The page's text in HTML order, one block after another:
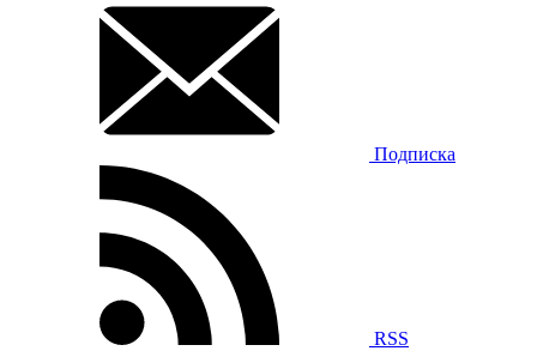
Подписка
RSS